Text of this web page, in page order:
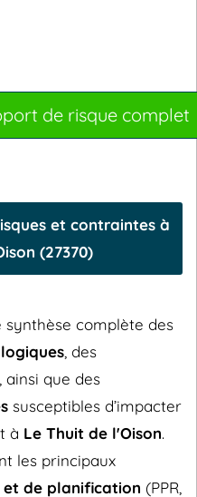
de risque complet
et contraintes à
(27370)
complète des
, des
, ainsi que des
susceptibles d’impacter
à Le Thuit de l'Oison.
les principaux
de planification (PPR,